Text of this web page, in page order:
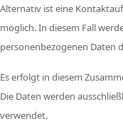
Alternativ ist eine
möglich. In diesem Fall
personenbezogenen Daten
Es erfolgt in diesem
Die Daten werden
verwendet.